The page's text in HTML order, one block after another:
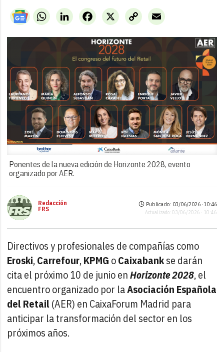
WhatsAppLinkedIn X
Facebook
Copy
Link
Email
Ponentes de la nueva edición de Horizonte 2028, evento
organizado por AER.
Redacción
FRS
Publicado: 03/06/2026 ·10:46
Actualizado: 03/06/2026 · 10:46
Directivos y profesionales de compañías como
Eroski,Carrefour,KPMG oCaixabankse darán
cita el próximo 10 de junio enHorizonte 2028, el
encuentro organizado por laAsociación Española
del Retail(AER) en CaixaForum Madrid para
anticipar la transformación del sector en los
próximos años.